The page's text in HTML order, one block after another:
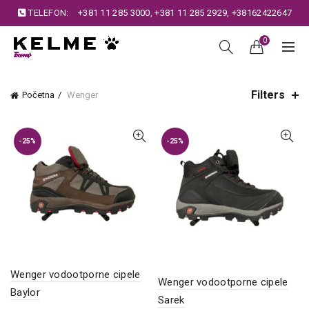
TELEFON: +381 11 285 3000,+381 11 285 2929, +38162422647
0
Početna Wenger Filters
-25%
Wenger vodootporne cipele
Baylor
-25%
Wenger vodootporne cipele
Sarek